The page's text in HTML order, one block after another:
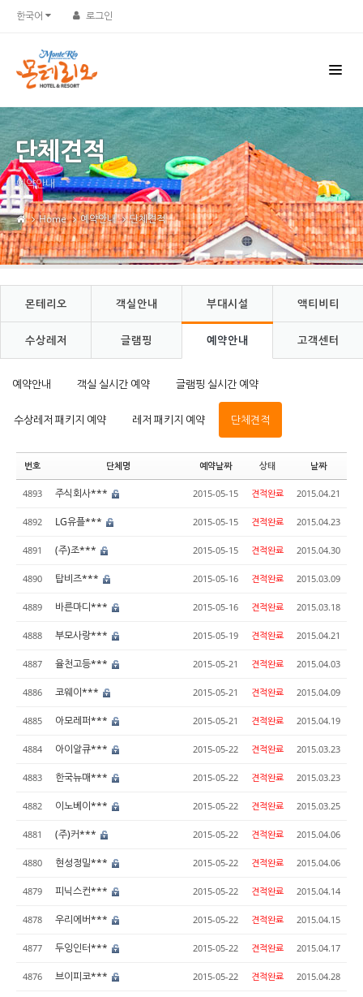
한국어 로그인
단체견적
예약안내
Home 예약안내 단체견적
몬테리오 객실안내 부대시설 액티비티
수상레저 글램핑 예약안내 고객센터
예약안내 객실 실시간 예약 글램핑 실시간 예약
수상레저 패키지 예약 레저 패키지 예약 단체견적
번호 단체명 예약날짜 상태 날짜
4893 주식회사*** 2015-05-15 견적완료 2015.04.21
4892 LG유플*** 2015-05-15 견적완료 2015.04.23
4891 (주)조*** 2015-05-15 견적완료 2015.04.30
4890 탑비즈*** 2015-05-16 견적완료 2015.03.09
4889 바른마디*** 2015-05-16 견적완료 2015.03.18
4888 부모사랑*** 2015-05-19 견적완료 2015.04.21
4887 율천고등*** 2015-05-21 견적완료 2015.04.03
4886 코웨이*** 2015-05-21 견적완료 2015.04.09
4885 아모레퍼*** 2015-05-21 견적완료 2015.04.19
4884 아이알큐*** 2015-05-22 견적완료 2015.03.23
4883 한국뉴매*** 2015-05-22 견적완료 2015.03.23
4882 이노베이*** 2015-05-22 견적완료 2015.03.25
4881 (주)커*** 2015-05-22 견적완료 2015.04.06
4880 현성정밀*** 2015-05-22 견적완료 2015.04.06
4879 피닉스컨*** 2015-05-22 견적완료 2015.04.14
4878 우리에버*** 2015-05-22 견적완료 2015.04.15
4877 두잉인터*** 2015-05-22 견적완료 2015.04.17
4876 브이피코*** 2015-05-22 견적완료 2015.04.28
Sketchbook5, 스케치북5